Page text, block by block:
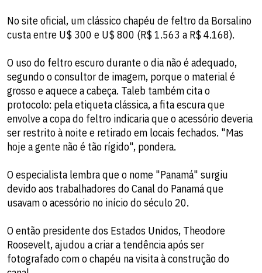
No site oficial, um clássico chapéu de feltro da Borsalino
custa entre U$ 300 e U$ 800 (R$ 1.563 a R$ 4.168).
O uso do feltro escuro durante o dia não é adequado,
segundo o consultor de imagem, porque o material é
grosso e aquece a cabeça. Taleb também cita o
protocolo: pela etiqueta clássica, a fita escura que
envolve a copa do feltro indicaria que o acessório deveria
ser restrito à noite e retirado em locais fechados. "Mas
hoje a gente não é tão rígido", pondera.
O especialista lembra que o nome "Panamá" surgiu
devido aos trabalhadores do Canal do Panamá que
usavam o acessório no início do século 20.
O então presidente dos Estados Unidos, Theodore
Roosevelt, ajudou a criar a tendência após ser
fotografado com o chapéu na visita à construção do